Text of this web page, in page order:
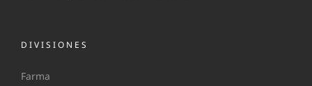
DIVISIONES
Farma